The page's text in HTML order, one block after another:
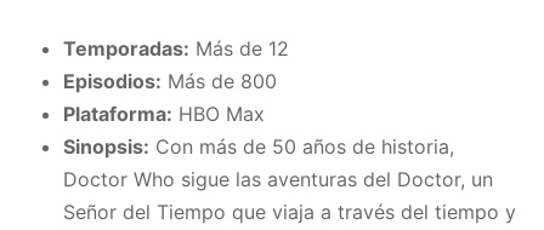
Temporadas: Más de 12
Episodios: Más de 800
Plataforma: HBO Max
Sinopsis: Con más de 50 años de historia,
Doctor Who sigue las aventuras del Doctor, un
Señor del Tiempo que viaja a través del tiempo y